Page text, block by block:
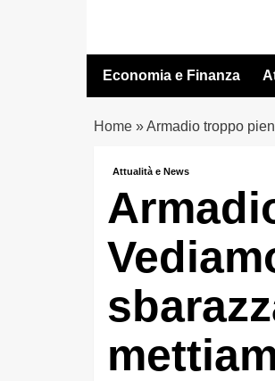
contenuto
Economia e Finanza
Home»Armadio troppo
Attualità e News